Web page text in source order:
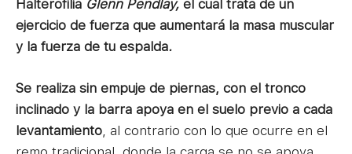
Halterofilia Glenn Pendlay, el cual trata de un
ejercicio de fuerza que aumentará la masa muscular
y la fuerza de tu espalda.
Se realiza sin empuje de piernas, con el tronco
inclinado y la barra apoya en el suelo previo a cada
levantamiento , al contrario con lo que ocurre en el